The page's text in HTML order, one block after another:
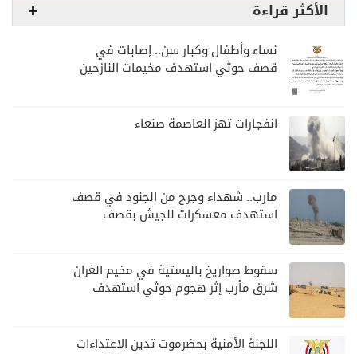
الأكثر قراءة
نساء وأطفال وكبار سن.. إصابات في
قصف حوثي استهدف مخيمات النازحين
انفجارات تهز العاصمة صنعاء
مارب.. شهداء وجرح من الجنود في قصف
استهدف معسكرات للجيش بقصف
سقوط صواريخ باليستية في مخيم الغران
شرق مأرب إثر هجوم حوثي استهدف
اللجنة الأمنية بحضرموت تدين الاعتداءات